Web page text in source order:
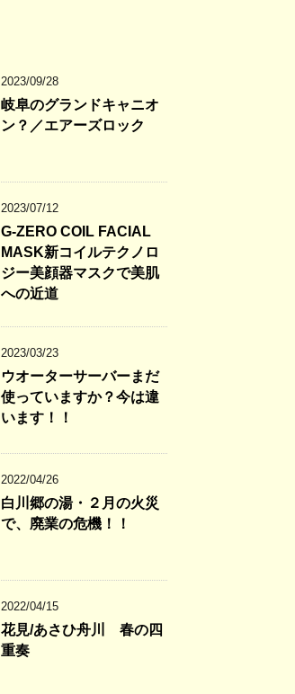
2023/09/28
岐阜のグランドキャニオ
ン？／エアーズロック
2023/07/12
G-ZERO COIL FACIAL
MASK新コイルテクノロ
ジー美顔器マスクで美肌
への近道
2023/03/23
ウオーターサーバーまだ
使っていますか？今は違
います！！
2022/04/26
白川郷の湯・２月の火災
で、廃業の危機！！
2022/04/15
花見/あさひ舟川 春の四
重奏